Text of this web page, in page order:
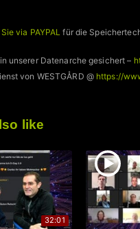
via PAYPAL für die
unserer Datenarche gesichert –
von WESTGÅRD @ https://
like
32:01